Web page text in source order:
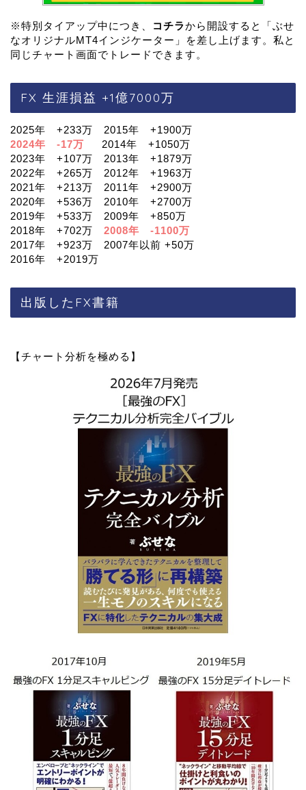
※特別タイアップ中につき、 コチラから開設すると「ぶせ
なオリジナルMT4インジケーター」を差し上げます。私と
同じチャート画面でトレードできます。
FX 生涯損益 +1億7000万
2025年 +233万 2015年 +1900万
2024年 -17万
2014年 +1050万
2023年 +107万 2013年 +1879万
2022年 +265万 2012年 +1963万
2021年 +213万 2011年 +2900万
2020年 +536万 2010年 +2700万
2019年 +533万 2009年 +850万
2018年 +702万 2008年 -1100万
2017年 +923万 2007年以前 +50万
2016年 +2019万
出版したFX書籍
【チャート分析を極める】